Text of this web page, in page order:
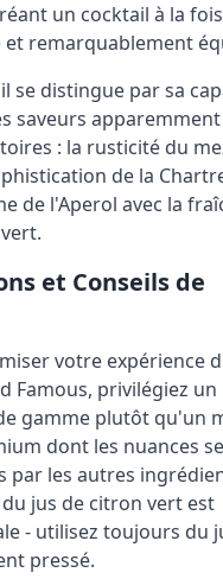
un cocktail à la fois
et remarquablement
se distingue par sa
saveurs apparemment
: la rusticité du
de la
de l'Aperol avec la
et Conseils de
votre expérience
Famous, privilégiez un
gamme plutôt qu'un
dont les nuances
par les autres
jus de citron vert est
- utilisez toujours du
pressé.